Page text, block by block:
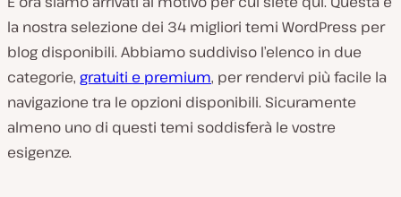
la nostra selezione dei 34 migliori temi WordPress per
blog disponibili. Abbiamo suddiviso l’elenco in due
categorie, gratuiti e premium, per rendervi più facile la
navigazione tra le opzioni disponibili. Sicuramente
almeno uno di questi temi soddisferà le vostre
esigenze.